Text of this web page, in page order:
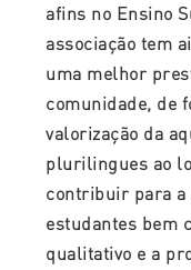
afins no Ensino
associação tem
uma melhor
comunidade, de
valorização da
plurilingues ao
contribuir para
estudantes bem
qualitativo e a